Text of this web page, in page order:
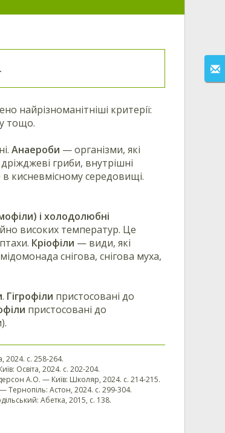
найрізноманітніші критерії:
тощо.
Анаероби — організми, які
гриби, внутрішні
кисневмісному середовищі.
і холодолюбні
високих температур. Це
Кріофіли — види, які
снігова, снігова муха,
. Гігрофіли пристосовані до
пристосовані до
2024. с. 258-264.
Освіта, 2024. с. 202-204.
А.О. — Київ: Школяр, 2024. с. 214-215.
Тернопіль: Астон, 2024. с. 299-304.
Абетка, 2015, с. 138.